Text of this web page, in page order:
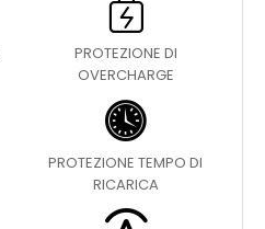
PROTEZIONE DI
OVERCHARGE
PROTEZIONE TEMPO DI
RICARICA